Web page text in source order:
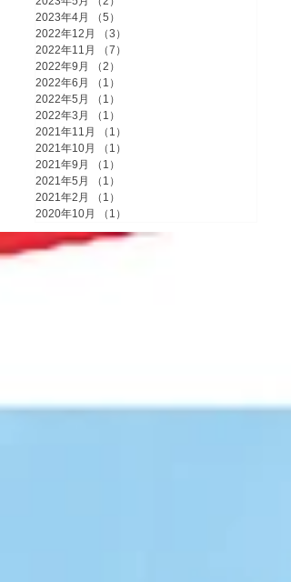
2023年4月
（5）
2022年12月
（3）
2022年11月
（7）
2022年9月
（2）
2022年6月
（1）
2022年5月
（1）
2022年3月
（1）
2021年11月
（1）
2021年10月
（1）
2021年9月
（1）
2021年5月
（1）
2021年2月
（1）
2020年10月
（1）